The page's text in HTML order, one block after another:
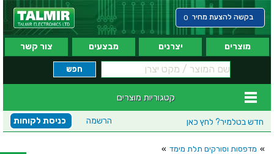
בקשה להצעת מחיר 0
מוצרים יצרנים מבצעים צור קשר
קטגוריות מוצרים
חדש בטלמיר? לחץ כאן כניסת לקוחות הרשמה
» מדפסות וסורקים תלת מימד »